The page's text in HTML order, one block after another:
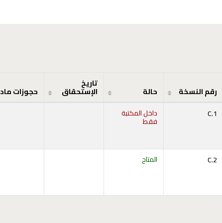
رقم النسخة حالة
تاريخ
الإستحقاق حجوزات
C.1 داخل المكتبة
فقط
C.2 المتاح